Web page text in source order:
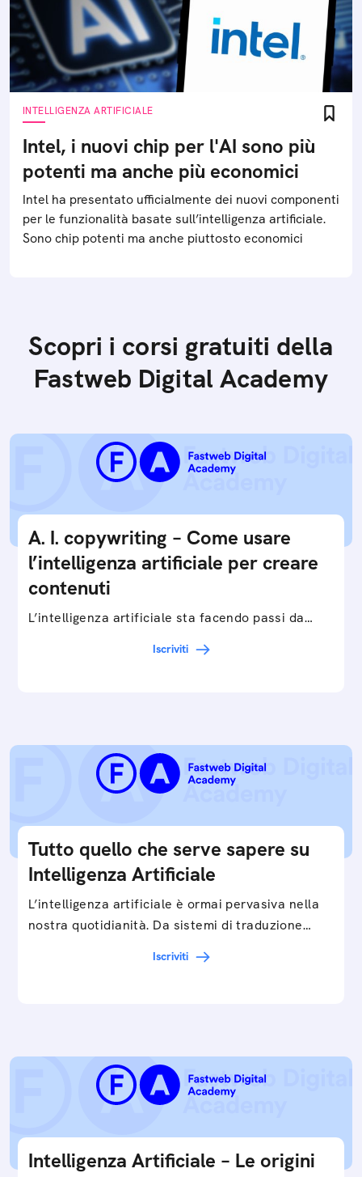
INTELLIGENZA ARTIFICIALE
Intel, i nuovi chip per l'AI sono più
potenti ma anche più economici
Intel ha presentato ufficialmente dei nuovi componenti
per le funzionalità basate sull’intelligenza artificiale.
Sono chip potenti ma anche piuttosto economici
Scopri i corsi gratuiti della
Fastweb Digital Academy
A. I. copywriting – Come usare
l’intelligenza artificiale per creare
contenuti
L’intelligenza artificiale sta facendo passi da
interpretazione dei big data ai chatbot e virtual…
Iscriviti
Tutto quello che serve sapere su
Intelligenza Artificiale
L’intelligenza artificiale è ormai pervasiva nella
nostra quotidianità. Da sistemi di traduzione
Iscriviti
Intelligenza Artificiale – Le origini